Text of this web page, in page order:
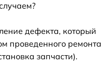
дефекта, который
проведенного ремонта
запчасти).